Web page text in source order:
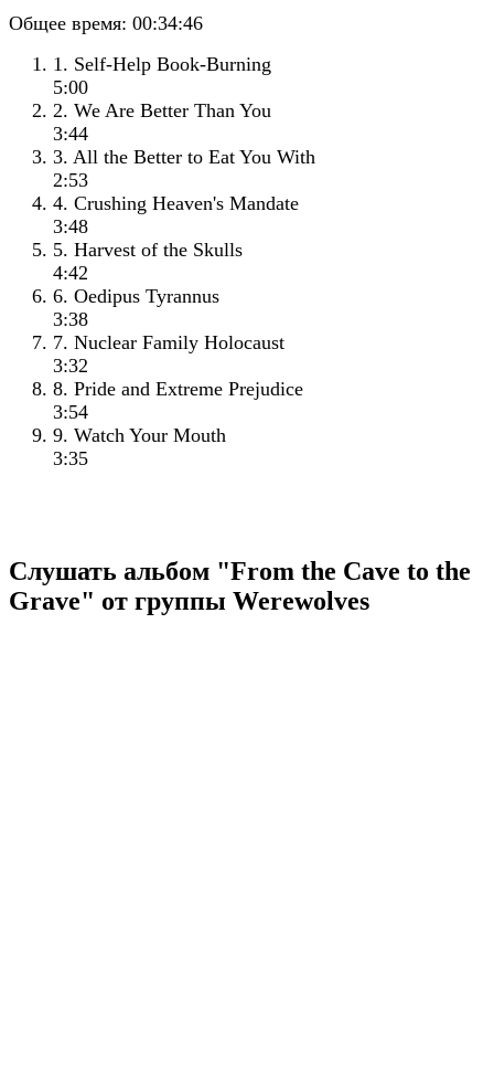
Общее время: 00:34:46
1. Self‐Help Book‐Burning
5:00
2. We Are Better Than You
3:44
3. All the Better to Eat You With
2:53
4. Crushing Heaven's Mandate
3:48
5. Harvest of the Skulls
4:42
6. Oedipus Tyrannus
3:38
7. Nuclear Family Holocaust
3:32
8. Pride and Extreme Prejudice
3:54
9. Watch Your Mouth
3:35
Слушать альбом "From the Cave to the
Grave" от группы Werewolves